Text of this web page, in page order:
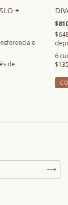
+
o
de
6